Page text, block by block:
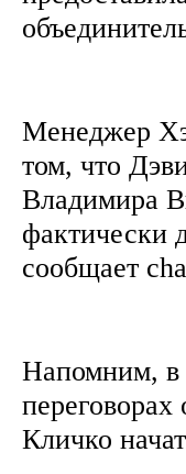
Менеджер
том, что
Владимира
фактически
сообщает
Напомним, в
переговорах
Кличко